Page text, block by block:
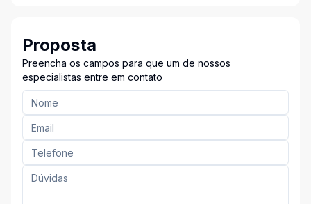
Proposta
Preencha os campos para que um de nossos
especialistas entre em contato